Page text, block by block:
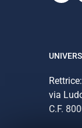
via
C.F.